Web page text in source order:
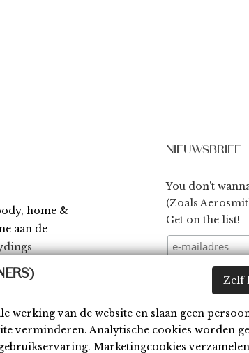
Zelf
van de website en slaan geen
verminderen. Analytische cookies worden
Marketingcookies
home &
aan de
NIEUWSBRIEF
You don't
(Zoals
Get on the list!
Disclaimer Cookies Contact